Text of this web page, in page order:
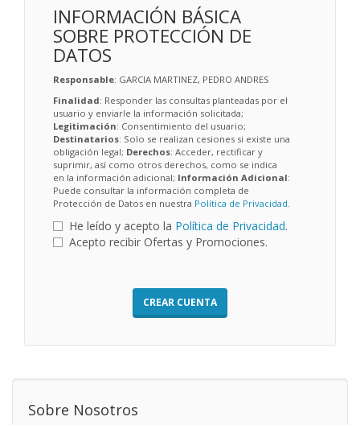
INFORMACIÓN BÁSICA
SOBRE PROTECCIÓN DE
DATOS
Responsable: GARCIA MARTINEZ, PEDRO ANDRES
Finalidad: Responder las consultas planteadas por el
usuario y enviarle la información solicitada;
Legitimación: Consentimiento del usuario;
Destinatarios: Solo se realizan cesiones si existe una
obligación legal; Derechos: Acceder, rectificar y
suprimir, así como otros derechos, como se indica
en la información adicional; Información Adicional:
Puede consultar la información completa de
Protección de Datos en nuestra Política de Privacidad
He leído y acepto la Política de Privacidad.
Acepto recibir Ofertas y Promociones.
CREAR CUENTA
Sobre Nosotros